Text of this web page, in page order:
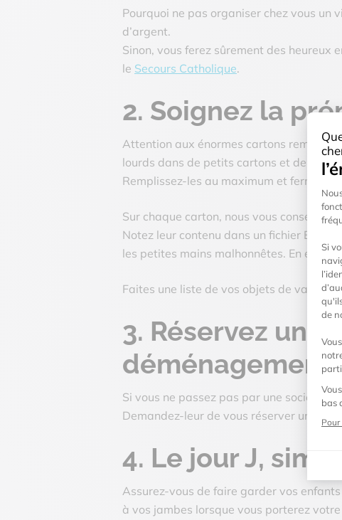
Pourquoi ne pas organiser chez vous un
d’argent.
Sinon, vous ferez sûrement des heureux
le Secours Catholique.
2. Soignez la
Attention aux énormes cartons remplis
lourds dans de petits cartons et de
Remplissez-les au maximum et fermez-
Sur chaque carton, nous vous
Notez leur contenu dans un fichier
les petites mains malhonnêtes. En effet,
Faites une liste de vos objets de valeur
3. Réservez un
déménagement
Si vous ne passez pas par une société
Demandez-leur de vous réserver un
4. Le jour J,
Assurez-vous de faire garder vos
à vos jambes lorsque vous porterez